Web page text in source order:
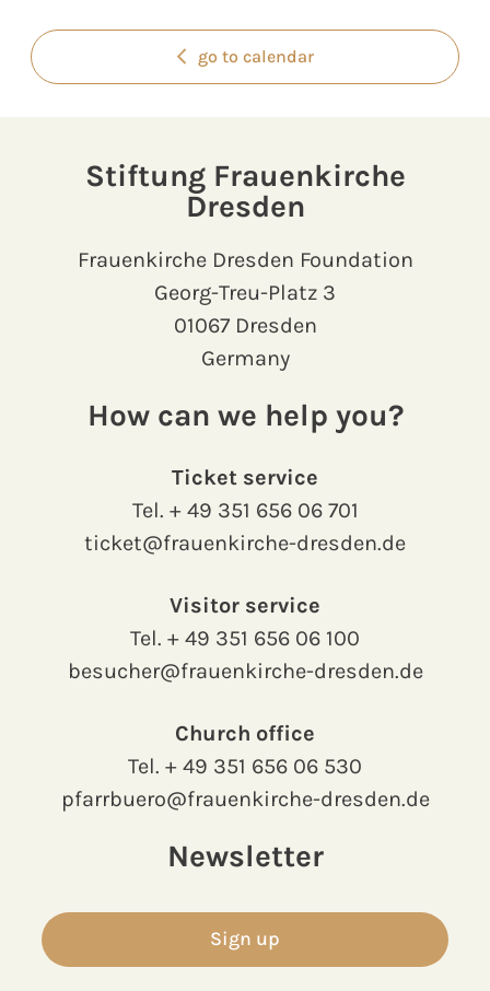
go to calendar
Stiftung Frauenkirche
Dresden
Frauenkirche Dresden Foundation
Georg-Treu-Platz 3
01067 Dresden
Germany
How can we help you?
Ticket service
Tel. + 49 351 656 06 701
ticket@frauenkirche-dresden.de
Visitor service
Tel. + 49 351 656 06 100
besucher@frauenkirche-dresden.de
Church office
Tel. + 49 351 656 06 530
pfarrbuero@frauenkirche-dresden.de
Newsletter
Sign up